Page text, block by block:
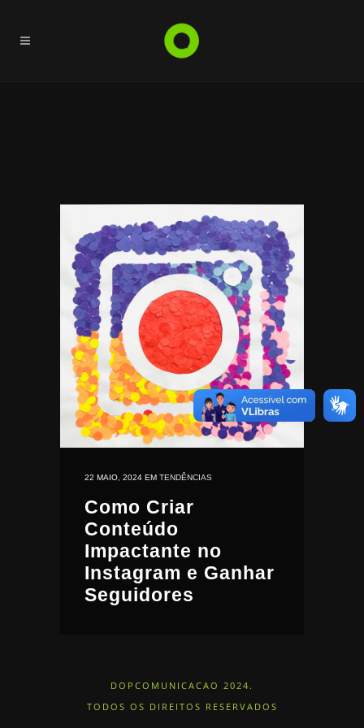
22 MAIO, 2024 EM TENDÊNCIAS
Como Criar
Conteúdo
Impactante no
Instagram e Ganhar
Seguidores
DOPCOMUNICACAO 2024.
TODOS OS DIREITOS RESERVADOS